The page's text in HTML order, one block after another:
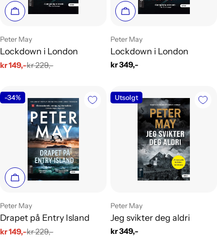
Legg i handlekurv
Leverandør:
Peter May
Lockdown i London
Salgs
kr 149,-
Vanlig kr 229,-
Legg i handlekurv
Leverandør:
Peter May
Lockdown i London
Vanlig
kr 349,-
-34%
Legg i handlekurv
Leverandør:
Peter May
Drapet på Entry Island
Salgs
kr 149,-
Vanlig kr 229,-
Utsolgt
Leverandør:
Peter May
Jeg svikter deg aldri
Vanlig
kr 349,-